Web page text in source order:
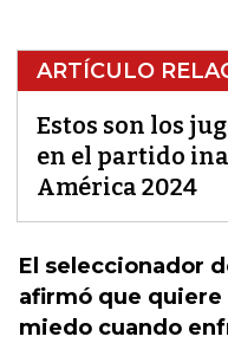
ARTÍCULO
Estos son los
en el partido
América 2024
El seleccionador
afirmó que
miedo cuando